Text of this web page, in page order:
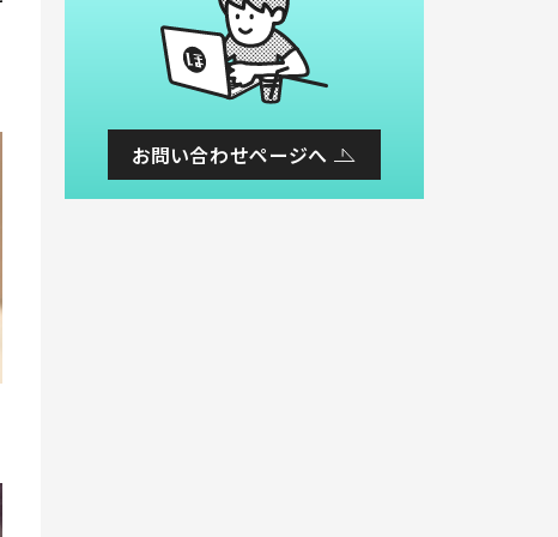
お問い合わせページへ